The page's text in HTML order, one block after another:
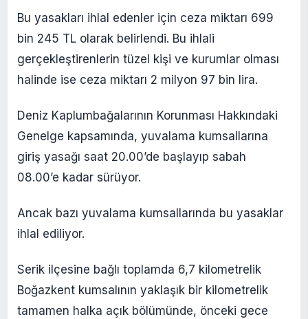
Bu yasakları ihlal edenler için ceza miktarı 699
bin 245 TL olarak belirlendi. Bu ihlali
gerçekleştirenlerin tüzel kişi ve kurumlar olması
halinde ise ceza miktarı 2 milyon 97 bin lira.
Deniz Kaplumbağalarının Korunması Hakkındaki
Genelge kapsamında, yuvalama kumsallarına
giriş yasağı saat 20.00’de başlayıp sabah
08.00’e kadar sürüyor.
Ancak bazı yuvalama kumsallarında bu yasaklar
ihlal ediliyor.
Serik ilçesine bağlı toplamda 6,7 kilometrelik
Boğazkent kumsalının yaklaşık bir kilometrelik
tamamen halka açık bölümünde, önceki gece